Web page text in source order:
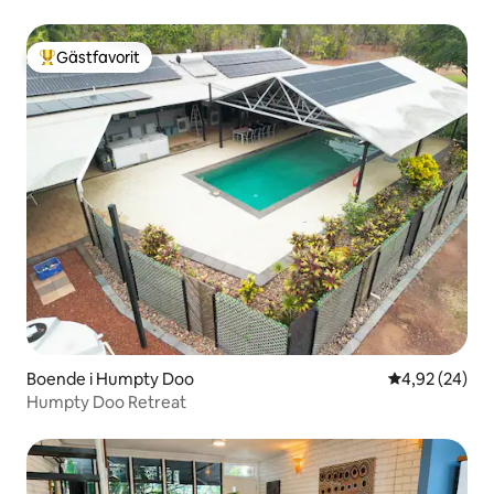
Populär gästfavorit
Gästfavorit
Boende i Humpty Doo 4,92 av 5 i
4,92 (24)
Humpty Doo Retreat